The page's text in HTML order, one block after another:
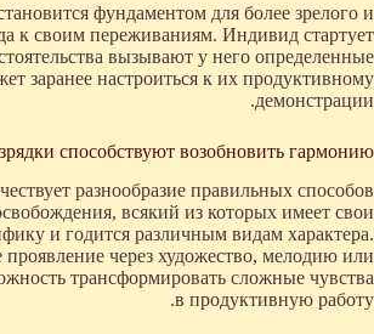
фундаментом для более зрелого и
к своим переживаниям. Индивид стартует
вызывают у него определенные
заранее настроиться к их продуктивному
демонстрации.
способствуют возобновить гармонию
разнообразие правильных способов
всякий из которых имеет свои
и годится различным видам характера.
проявление через художество, мелодию или
трансформировать сложные чувства
в продуктивную работу.